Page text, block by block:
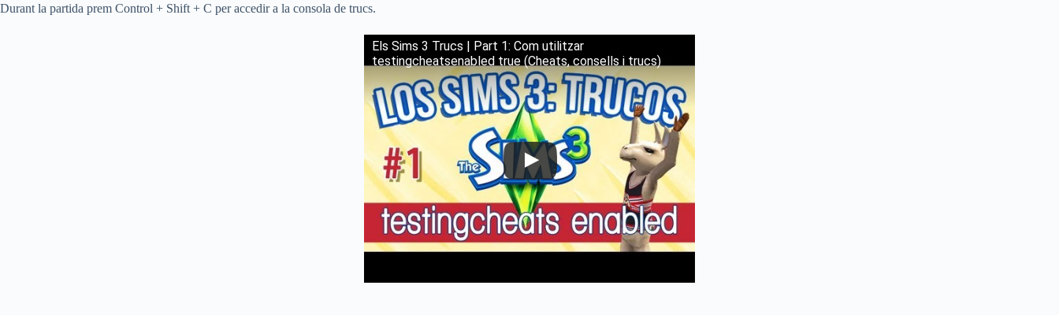
Durant la partida prem Control + Shift + C per accedir a la consola de trucs.
Els Sims 3 Trucs | Part 1: Com utilitzar
testingcheatsenabled true (Cheats, consells i trucs)